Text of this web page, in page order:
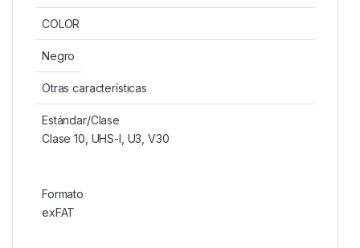
COLOR
Negro
Otras características
Estándar/Clase
Clase 10, UHS-I, U3, V30
Formato
exFAT